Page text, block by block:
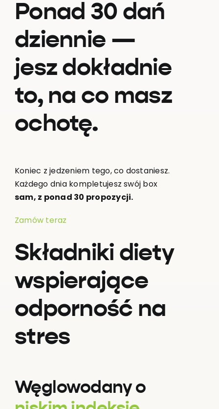
Ponad 30 dań
dziennie —
jesz dokładnie
to, na co masz
ochotę.
Koniec z jedzeniem tego, co dostaniesz.
Każdego dnia kompletujesz swój box
sam, z ponad 30 propozycji.
Zamów teraz
Składniki diety
wspierające
odporność na
stres
Węglowodany o